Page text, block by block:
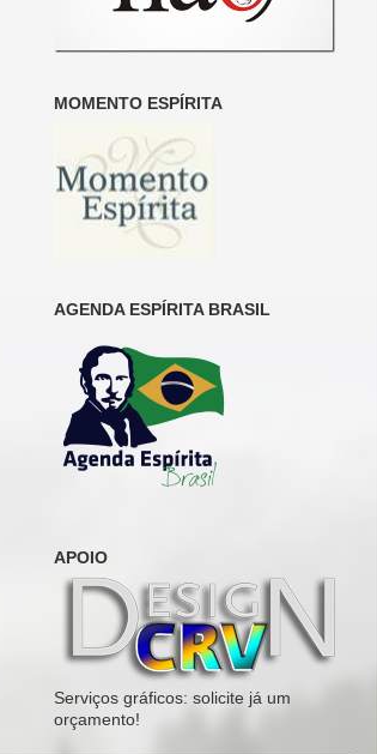
MOMENTO ESPÍRITA
AGENDA ESPÍRITA BRASIL
APOIO
Serviços gráficos: solicite já um
orçamento!